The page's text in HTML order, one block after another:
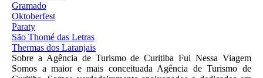
Gramado
Oktoberfest
Paraty
São Thomé das Letras
Thermas dos Laranjais
Sobre a Agência de Turismo de Curitiba Fui Nessa Viagem
Somos a maior e mais conceituada Agência de Turismo de